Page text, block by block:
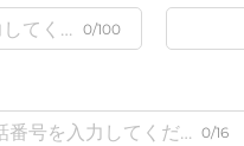
0/100
0/16